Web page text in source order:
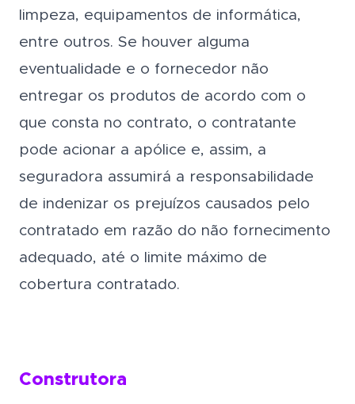
limpeza, equipamentos de informática,
entre outros. Se houver alguma
eventualidade e o fornecedor não
entregar os produtos de acordo com o
que consta no contrato, o contratante
pode acionar a apólice e, assim, a
seguradora assumirá a responsabilidade
de indenizar os prejuízos causados pelo
contratado em razão do não fornecimento
adequado, até o limite máximo de
cobertura contratado.
Construtora